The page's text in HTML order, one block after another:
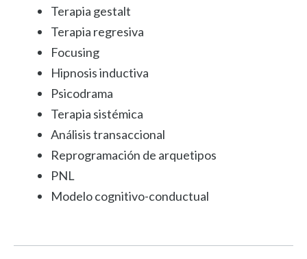
Terapia gestalt
Terapia regresiva
Focusing
Hipnosis inductiva
Psicodrama
Terapia sistémica
Análisis transaccional
Reprogramación de arquetipos
PNL
Modelo cognitivo-conductual